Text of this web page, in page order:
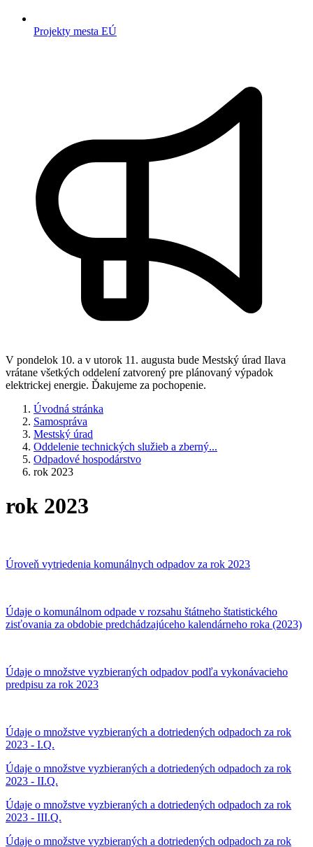
Projekty mesta EÚ
V pondelok 10. a v utorok 11. augusta bude Mestský úrad Ilava
vrátane všetkých oddelení zatvorený pre plánovaný výpadok
elektrickej energie. Ďakujeme za pochopenie.
Úvodná stránka
Samospráva
Mestský úrad
Oddelenie technických služieb a zberný...
Odpadové hospodárstvo
rok 2023
rok 2023
Úroveň vytriedenia komunálnych odpadov za rok 2023
Údaje o komunálnom odpade v rozsahu štátneho štatistického
zisťovania za obdobie predchádzajúceho kalendárneho roka (2023)
Údaje o množstve vyzbieraných odpadov podľa vykonávacieho
predpisu za rok 2023
Údaje o množstve vyzbieraných a dotriedených odpadoch za rok
2023 - I.Q.
Údaje o množstve vyzbieraných a dotriedených odpadoch za rok
2023 - II.Q.
Údaje o množstve vyzbieraných a dotriedených odpadoch za rok
2023 - III.Q.
Údaje o množstve vyzbieraných a dotriedených odpadoch za rok